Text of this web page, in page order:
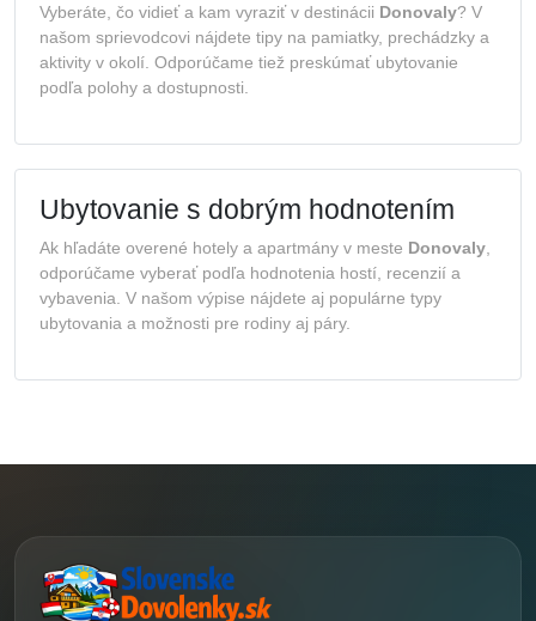
Vyberáte, čo vidieť a kam vyraziť v destinácii Donovaly? V
našom sprievodcovi nájdete tipy na pamiatky, prechádzky a
aktivity v okolí. Odporúčame tiež preskúmať ubytovanie
podľa polohy a dostupnosti.
Ubytovanie s dobrým hodnotením
Ak hľadáte overené hotely a apartmány v meste Donovaly
odporúčame vyberať podľa hodnotenia hostí, recenzií a
vybavenia. V našom výpise nájdete aj populárne typy
ubytovania a možnosti pre rodiny aj páry.